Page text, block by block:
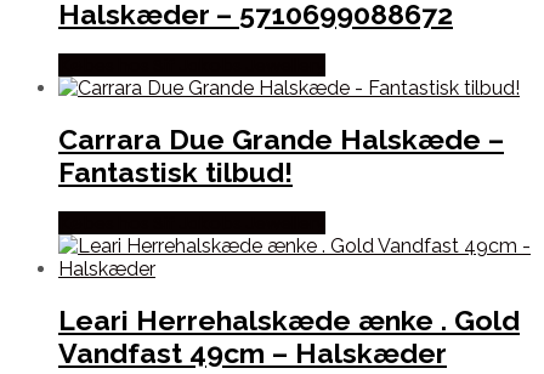
Halskæder – 5710699088672
Carrara Due Grande Halskæde –
Fantastisk tilbud!
Leari Herrehalskæde ænke . Gold
Vandfast 49cm – Halskæder